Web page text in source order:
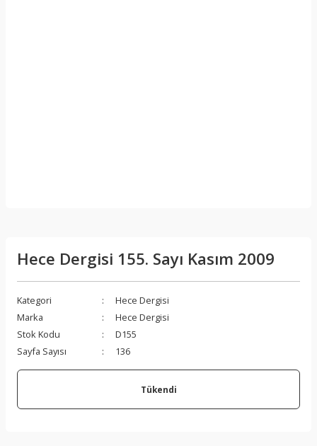
Hece Dergisi 155. Sayı Kasım 2009
Kategori
Hece Dergisi
Marka
Hece Dergisi
Stok Kodu
D155
Sayfa Sayısı
136
Tükendi